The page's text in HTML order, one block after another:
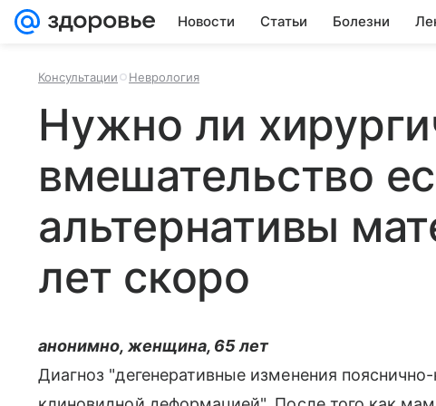
Новости Статьи Болезни
Консультации Неврология
Нужно ли
вмешательство
альтернативы
лет скоро
анонимно, женщина, 65 лет
Диагноз "дегенеративные изменения